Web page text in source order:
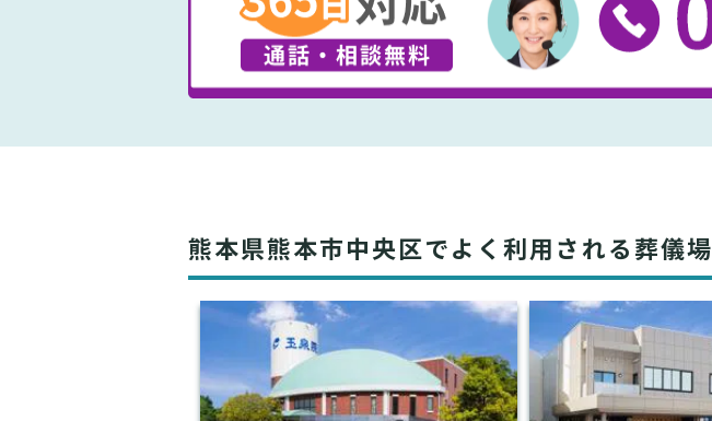
熊本県熊本市中央区でよく利用される葬儀場